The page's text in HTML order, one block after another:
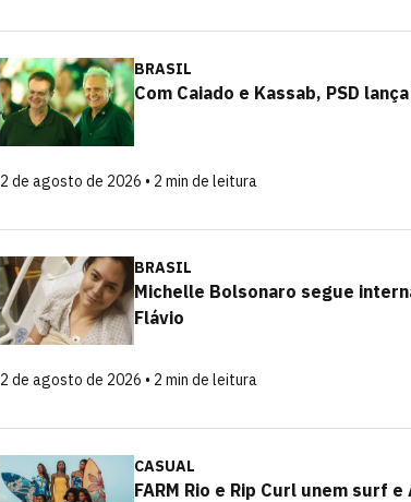
BRASIL
Com Caiado e Kassab, PSD
2 de agosto de 2026 • 2 min de leitura
BRASIL
Michelle Bolsonaro segue
Flávio
2 de agosto de 2026 • 2 min de leitura
CASUAL
FARM Rio e Rip Curl unem surf